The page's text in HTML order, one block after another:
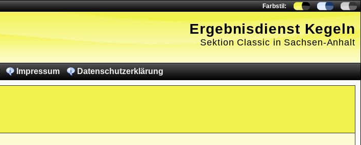
Farbstil:
Ergebnisdienst Kegeln
Sektion Classic in Sachsen-Anhalt
Impressum Datenschutzerklärung